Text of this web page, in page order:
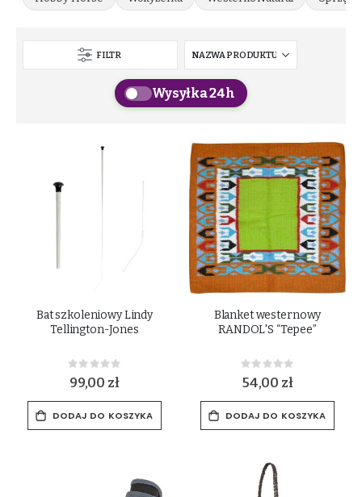
FILTR
Wysyłka 24h
Bat szkoleniowy Lindy
Tellington-Jones
Rating:
0%
99,00 zł
DODAJ DO KOSZYKA
Blanket westernowy
RANDOL'S “Tepee”
Rating:
0%
54,00 zł
DODAJ DO KOSZYKA